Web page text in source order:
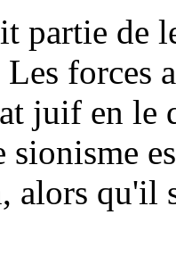
partie de
forces
juif en le
sionisme
alors